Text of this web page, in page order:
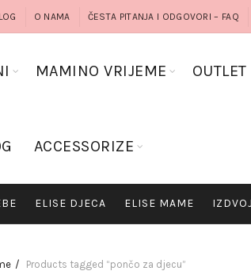
O NAMA ČESTA PITANJA I ODGOVORI – FAQ
MAMINO VRIJEME OUTLET
ACCESSORIZE
ELISE DJECA ELISE MAME
Products tagged “pončo za djecu”